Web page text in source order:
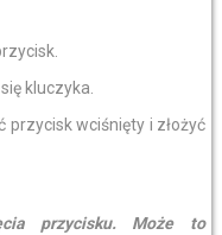
kluczyka.
przycisk wciśnięty i złożyć
przycisku. Może to